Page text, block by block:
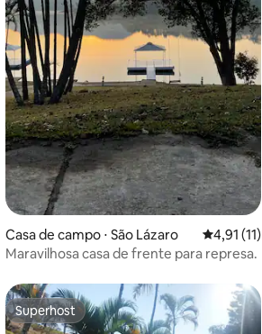
Casa de campo ⋅ São Lázaro 4,91 de
4,91 (11)
Maravilhosa casa de frente para represa.
Superhost
Superhost